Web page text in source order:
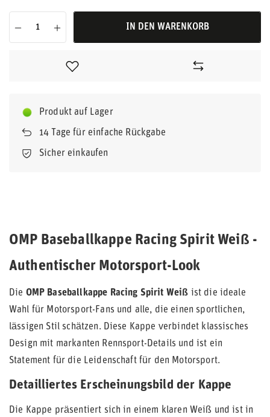
IN DEN WARENKORB
Produkt auf Lager
14 Tage für einfache Rückgabe
Sicher einkaufen
OMP Baseballkappe Racing Spirit Weiß -
Authentischer Motorsport-Look
Die OMP Baseballkappe Racing Spirit Weiß ist die ideale
Wahl für Motorsport-Fans und alle, die einen sportlichen,
lässigen Stil schätzen. Diese Kappe verbindet klassisches
Design mit markanten Rennsport-Details und ist ein
Statement für die Leidenschaft für den Motorsport.
Detailliertes Erscheinungsbild der Kappe
Die Kappe präsentiert sich in einem klaren Weiß und ist in